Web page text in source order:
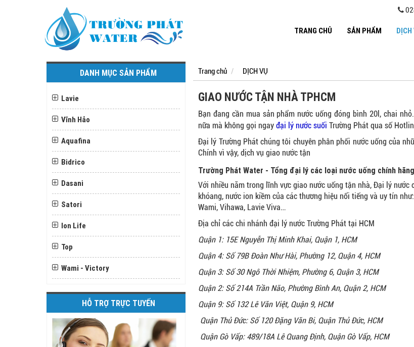
TRANG CHỦ SẢN PHẨM DỊCH
DANH MỤC SẢN PHẨM
Lavie
Vĩnh Hảo
Aquafina
Bidrico
Dasani
Satori
Ion Life
Top
Wami - Victory
HỖ TRỢ TRỰC TUYẾN
Trang chủ DỊCH VỤ
GIAO NƯỚC TẬN NHÀ TPHCM
Bạn đang cần mua sản phẩm nước uống đóng bình 20l, chai
nữa mà không gọi ngay đại lý nước suối Trường Phát qua số
Đại lý Trường Phát chúng tôi chuyên phân phối nước uống của
Chính vì vậy, dịch vụ giao nước tận
Trường Phát Water - Tổng đại lý các loại nước uống chính
Với nhiều năm trong lĩnh vực giao nước uống tận nhà, Đại lý
khóang, nước ion kiềm của các thương hiệu nổi tiếng và uy tín
Wami, Vihawa, Lavie Viva…
Địa chỉ các chi nhánh đại lý nước Trường Phát tại HCM
Quận 1: 15E Nguyễn Thị Minh Khai, Quận 1, HCM
Quận 4: Số 79B Đoàn Như Hài, Phường 12, Quận 4, HCM
Quận 3: Số 30 Ngô Thời Nhiệm, Phường 6, Quận 3, HCM
Quận 2: Số 214A Trần Não, Phường Bình An, Quận 2, HCM
Quận 9: Số 132 Lê Văn Việt, Quận 9, HCM
Quận Thủ Đức: Số 120 Đặng Văn Bi, Quận Thủ Đức, HCM
Quận Gò Vấp: 489/18A Lê Quang Định, Quận Gò Vấp, HCM